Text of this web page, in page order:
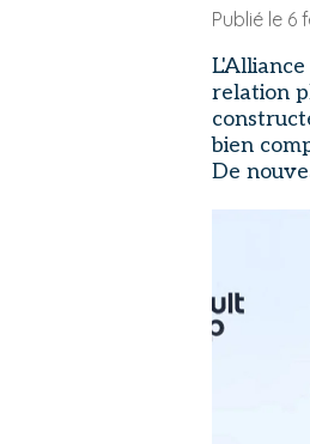
Publié le 6
relation
bien
De